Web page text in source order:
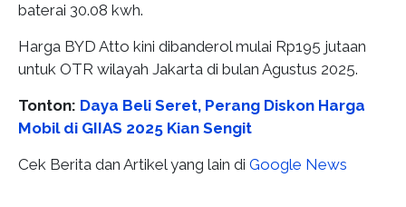
baterai 30.08 kwh.
Harga BYD Atto kini dibanderol mulai Rp195 jutaan
untuk OTR wilayah Jakarta di bulan Agustus 2025.
Tonton: Daya Beli Seret, Perang Diskon Harga
Mobil di GIIAS 2025 Kian Sengit
Cek Berita dan Artikel yang lain di Google News